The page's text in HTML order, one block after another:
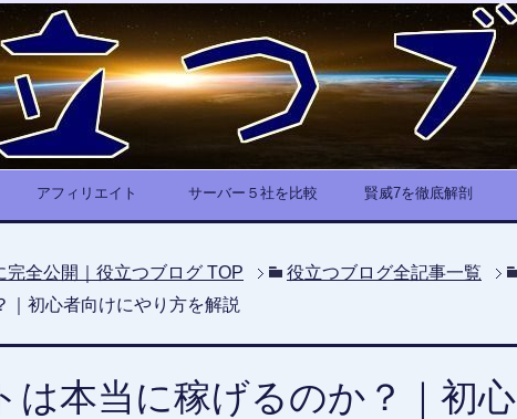
アフィリエイト サーバー５社を比較 賢威7を徹底解剖
完全公開｜役立つブログ TOP 役立つブログ全記事一覧
｜初心者向けにやり方を解説
は本当に稼げるのか？｜初心